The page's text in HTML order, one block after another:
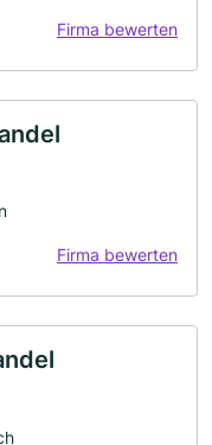
Firma bewerten
Firma bewerten